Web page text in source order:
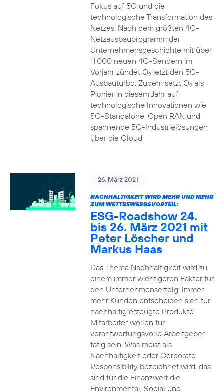
Fokus auf 5G und die
technologische Transformation des
Netzes. Nach dem größten 4G-
Netzausbauprogramm der
Unternehmensgeschichte mit über
11.000 neuen 4G-Sendern im
Vorjahr zündet O2jetzt den 5G-
Ausbauturbo. Zudem setzt O2als
Pionier in diesem Jahr auf
technologische Innovationen wie
5G-Standalone, Open RAN und
spannende 5G-Industrielösungen
über die Cloud.
26. März 2021
NACHHALTIGKEIT WIRD MEHR UND MEHR
ZUM WETTBEWERBSVORTEIL:
ESG-Roadshow 24.
bis 26. März 2021 mit
Peter Löscher und
Markus Haas
Das Thema Nachhaltigkeit wird zu
einem immer wichtigeren Faktor für
den Unternehmenserfolg. Immer
mehr Kunden entscheiden sich für
nachhaltig erzeugte Produkte.
Mitarbeiter wollen für
verantwortungsvolle Arbeitgeber
tätig sein. Was meist als
Nachhaltigkeit oder Corporate
Responsibility bezeichnet wird, das
sind für die Finanzwelt die
Environmental, Social und